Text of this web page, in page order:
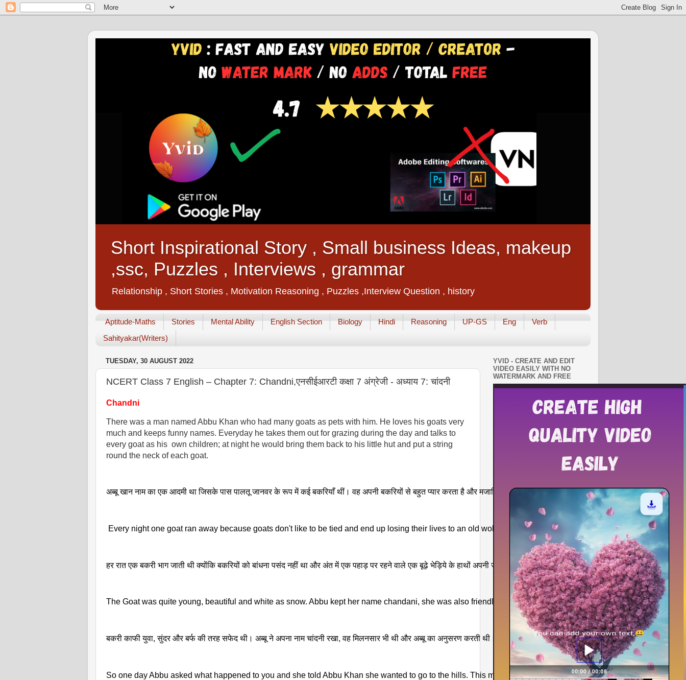
Short Inspirational Story , Small business Ideas, makeup
,ssc, Puzzles , Interviews , grammar
Relationship , Short Stories , Motivation Reasoning , Puzzles ,Interview Question , history
Aptitude-Maths Stories Mental Ability English Section Biology Hindi Reasoning UP-GS Eng
Verb
Sahityakar(Writers)
TUESDAY, 30 AUGUST 2022
NCERT Class 7 English – Chapter 7: Chandni,एनसीईआरटी कक्षा 7 अंग्रेजी - अध्याय 7: चांदनी
Chandni
There was a man named Abbu Khan who had many goats as pets with him. He loves his goats very
much and keeps funny names. Everyday he takes them out for grazing during the day and talks to
every goat as his  own children; at night he would bring them back to his little hut and put a string
round the neck of each goat.
अब्बू खान नाम का एक आदमी था जिसके पास पालतू जानवर के रूप में कई बकरियाँ थीं। वह अपनी बकरियों से बहुत प्यार करता है और मजाकिया नाम रखता है। वह दिन में प्रतिदिन उन्हें चराने के लिए
Every night one goat ran away because goats don't like to be tied and end up losing their lives to an old wolf who lived on a mountain. One day all the goats
हर रात एक बकरी भाग जाती थी क्योंकि बकरियों को बांधना पसंद नहीं था और अंत में एक पहाड़ पर रहने वाले एक बूढ़े भेड़िये के हाथों अपनी जान गंवानी पड़ती थी। एक दिन सभी बकरियां चली गईं और
The Goat was quite young, beautiful and white as snow. Abbu kept her name chandani, she was also friendly and followed abbu. They both had a wonderful
बकरी काफी युवा, सुंदर और बर्फ की तरह सफेद थी। अब्बू ने अपना नाम चांदनी रखा, वह मिलनसार भी थी और अब्बू का अनुसरण करती थी। उन दोनों के पास बहुत अच्छा समय था और इस बार अब्बू को
So one day Abbu asked what happened to you and she told Abbu Khan she wanted to go to the hills. This made Abbu Khan very sad despite the best food
YVID - CREATE AND EDIT
VIDEO EASILY WITH NO
WATERMARK AND FREE